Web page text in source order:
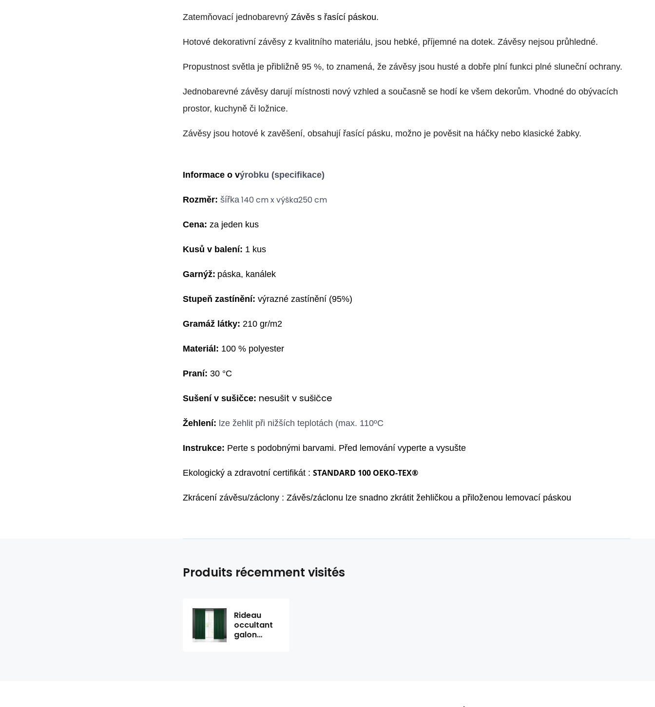
Zatemňovací jednobarevný Závěs s řasící páskou.
Hotové dekorativní závěsy z kvalitního materiálu, jsou hebké, příjemné na dotek. Závěsy nejsou průhledné.
Propustnost světla je přibližně 95 %, to znamená, že závěsy jsou husté a dobře plní funkci plné sluneční ochrany.
Jednobarevné závěsy darují místnosti nový vzhled a současně se hodí ke všem dekorům. Vhodné do obývacích
prostor, kuchyně či ložnice.
Závěsy jsou hotové k zavěšení, obsahují řasící pásku, možno je pověsit na háčky nebo klasické žabky.
Informace o výrobku (specifikace)
Rozměr: šířka 140 cm x výška250 cm
Cena: za jeden kus
Kusů v balení: 1 kus
Garnýž: páska, kanálek
Stupeň zastínění: výrazné zastínění (95%)
Gramáž látky: 210 gr/m2
Materiál: 100 % polyester
Praní: 30 °C
Sušení v sušičce: nesušit v sušičce
Žehlení: ze žehlit při nižších teplotách (max. 110ºC
Instrukce: Perte s podobnými barvami. Před lemování vyperte a vysušte
Ekologický a zdravotní certifikát : STANDARD 100 OEKO-TEX®
Zkrácení závěsu/záclony : Závěs/záclonu lze snadno zkrátit žehličkou a přiloženou lemovací páskou
Produits récemment visités
Rideau
occultant
galon